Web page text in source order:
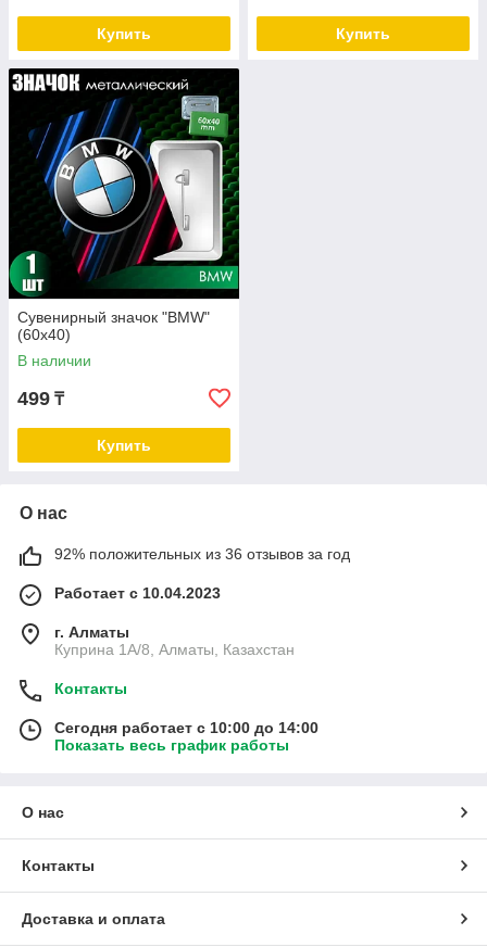
Купить Купить
Сувенирный значок "BMW"
(60х40)
В наличии
499 ₸
Купить
О нас
92% положительных из 36 отзывов за год
Работает с 10.04.2023
г. Алматы
Куприна 1A/8, Алматы, Казахстан
Контакты
Сегодня работает с 10:00 до 14:00
Показать весь график работы
О нас
Контакты
Доставка и оплата